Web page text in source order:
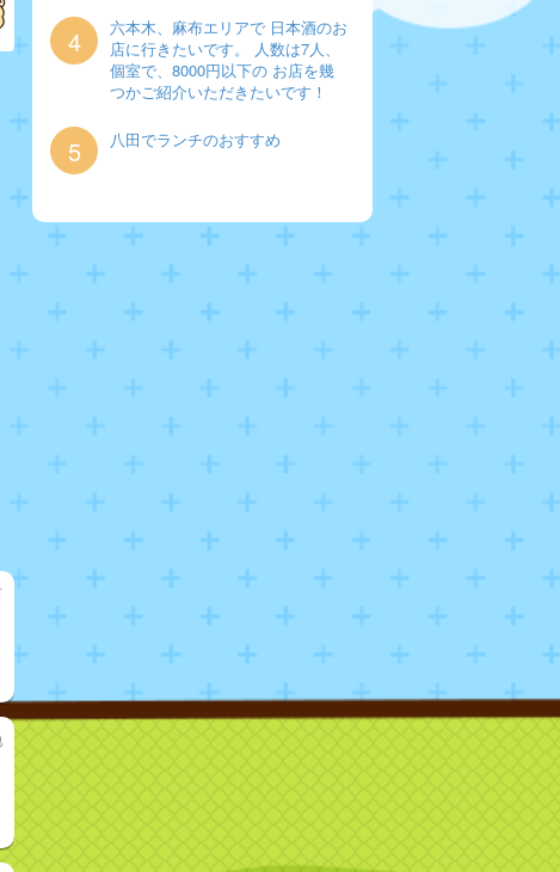
4
六本木、麻布エリアで 日本酒のお
店に行きたいです。 人数は7人、
個室で、8000円以下の お店を幾
つかご紹介いただきたいです！
5 八田でランチのおすすめ